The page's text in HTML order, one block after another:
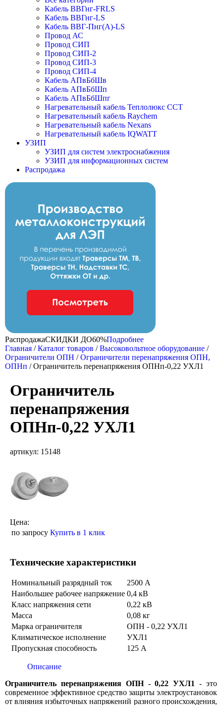
Кабель ВВГнг-FRLS
Кабель ВВГнг-LS
Кабель ВВГ-Пнг(А)-LS
Провод АС
Провод СИП
Провод СИП-2
Провод СИП-3
Провод СИП-4
Кабель АПвБбШв
Кабель АПвБбШп
Кабель АПвБбШпг
Нагревательный кабель Теплолюкс ССТ
Нагревательный кабель Raychem
Нагревательный кабель Nexans
Нагревательный кабель IQWATT
УЗИП
УЗИП для систем электроснабжения
УЗИП для информационных систем
Распродажа
РаспродажаCКИДКИ ДО60%Подробнее
Главная /Каталог товаров /Высоковольтное оборудование /
Ограничители ОПН /Ограничители перенапряжения ОПН,
ОПНп /Ограничитель перенапряжения ОПНп-0,22 УХЛ1
Ограничитель
перенапряжения
ОПНп-0,22 УХЛ1
артикул: 15148
Цена:
по запросу Купить в 1 клик
Технические характеристики
Номинальный разрядный ток
2500 А
Наибольшее рабочее напряжение 0,4 кВ
Класс напряжения сети
0,22 кВ
Масса
0,08 кг
Марка ограничителя
ОПН - 0,22 УХЛ1
Климатическое исполнение
УХЛ1
Пропускная способность
125 А
Описание
Ограничитель перенапряжения ОПН - 0,22 УХЛ1
- это
современное эффективное средство защиты электроустановок
от влияния избыточных напряжений разного происхождения,